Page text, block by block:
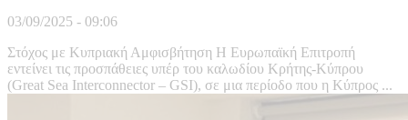
03/09/2025 - 09:06
Στόχος με Κυπριακή Αμφισβήτηση Η Ευρωπαϊκή Επιτροπή
εντείνει τις προσπάθειες υπέρ του καλωδίου Κρήτης-Κύπρου
(Great Sea Interconnector – GSI), σε μια περίοδο που η Κύπρος ...